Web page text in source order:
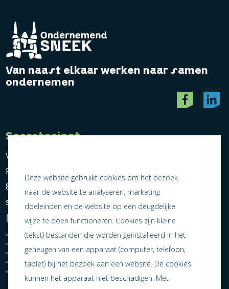
Van naast elkaar werken naar samen
ondernemen
Secretariaat
Vereniging Ondernemend Sneek
Postbus 464
8600 AL Sneek
secretariaat@ondernemendsneek.nl
Informatie
Ledenoverzicht
Statuten
Algemene voorwaarden
Privacy statement
Jaarverslag 2025
Nieuws
Activiteiten
Lid worden
Contact
Deze website gebruikt cookies om het bezoek
naar de website te analyseren, marketing
doeleinden en de website op een deugdelijke
wijze te doen functioneren. Cookies zijn kleine
(tekst) bestanden die worden geïnstalleerd in het
geheugen van een apparaat (computer, telefoon,
tablet) bij het bezoek aan een website. De cookies
kunnen het apparaat niet beschadigen. Met